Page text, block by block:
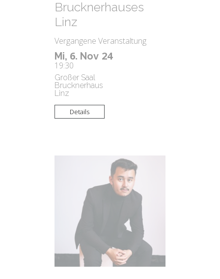
Mi, 6. Nov 24
19:30
Großer Saal
Brucknerhaus
Linz
Brucknerhauses
Linz
Vergangene Veranstaltung
Details